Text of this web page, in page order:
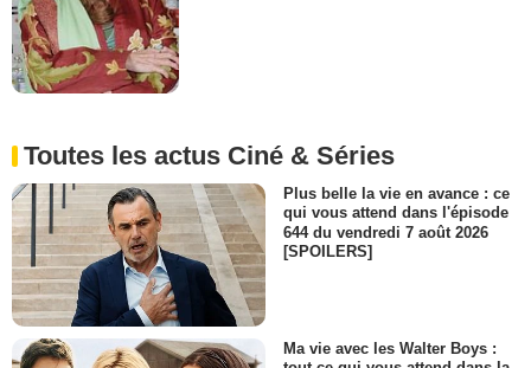
Toutes les actus Ciné & Séries
Plus belle la vie en avance : ce
qui vous attend dans l'épisode
644 du vendredi 7 août 2026
[SPOILERS]
Ma vie avec les Walter Boys :